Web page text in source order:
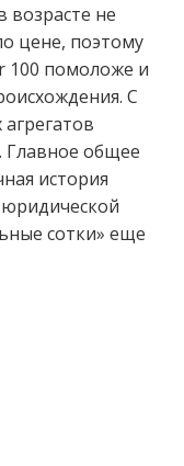
возрасте не
цене, поэтому
100 помоложе и
С
Главное общее
история
сотки» еще